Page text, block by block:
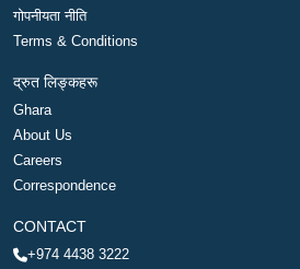
गोपनीयता नीति
Terms & Conditions
द्रुत लिङ्कहरू
Ghara
About Us
Careers
Correspondence
CONTACT
+974 4438 3222